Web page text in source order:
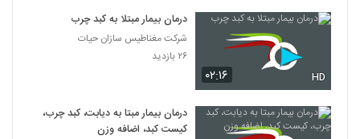
۰۲:۱۶ HD
درمان بیمار مبتلا به کبد چرب
شرکت مغناطیس سازان حیات
۲۶ بازدید
درمان بیمار مبتا به دیابت، کبد چرب،
کیست کبد، اضافه وزن